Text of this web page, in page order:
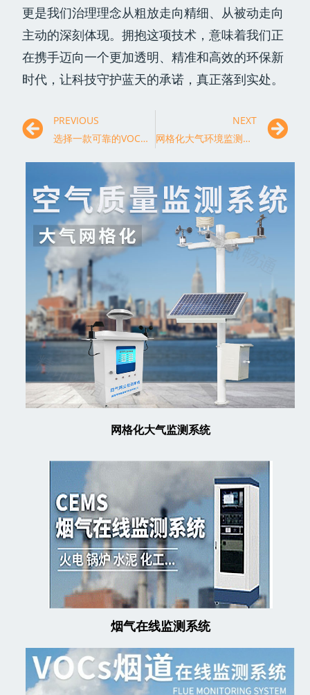
更是我们治理理念从粗放走向精细、从被动走向
主动的深刻体现。拥抱这项技术，意味着我们正
在携手迈向一个更加透明、精准和高效的环保新
时代，让科技守护蓝天的承诺，真正落到实处。
PREVIOUS
选择一款可靠的VOC在线监测系统是提升环境管理质效的关键步骤
NEXT
网格化大气环境监测方案如何精准锁定城市污染源头
网格化大气监测系统
烟气在线监测系统